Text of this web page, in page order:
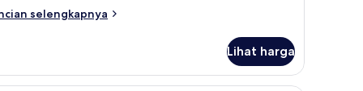
selengkapnya
Lihat harga